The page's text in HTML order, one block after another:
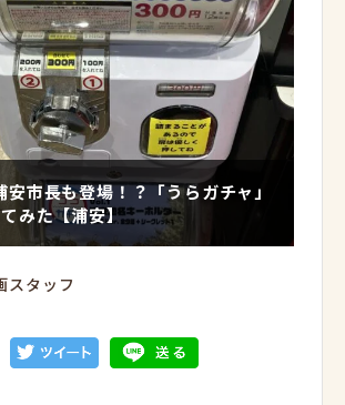
安市長も登場！？「うらガチャ」
みた【浦安】
スタッフ